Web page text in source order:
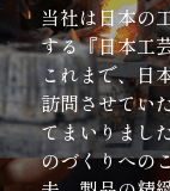
当社は日本の
する『日本工
これまで、日
訪問させてい
てまいりまし
のづくりへの